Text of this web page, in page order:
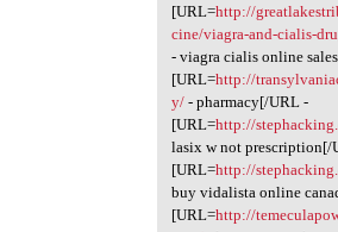
[URL=http://
cine/viagra-and-cialis-
- viagra cialis online sales
[URL=http://
y/- pharmacy[/URL -
[URL=http://
lasix w not prescription[/
[URL=http://
buy vidalista online
[URL=http://